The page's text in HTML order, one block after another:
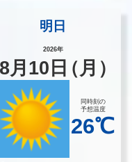
明日
2026年
8月 10 日（月）
同時刻の
予想温度
26℃